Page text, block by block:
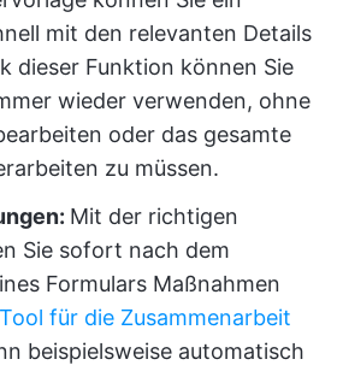
mit den relevanten Details
dieser Funktion können Sie
wieder verwenden, ohne
oder das gesamte
zu müssen.
Mit der richtigen
Sie sofort nach dem
Formulars Maßnahmen
Tool für die Zusammenarbeit
beispielsweise automatisch